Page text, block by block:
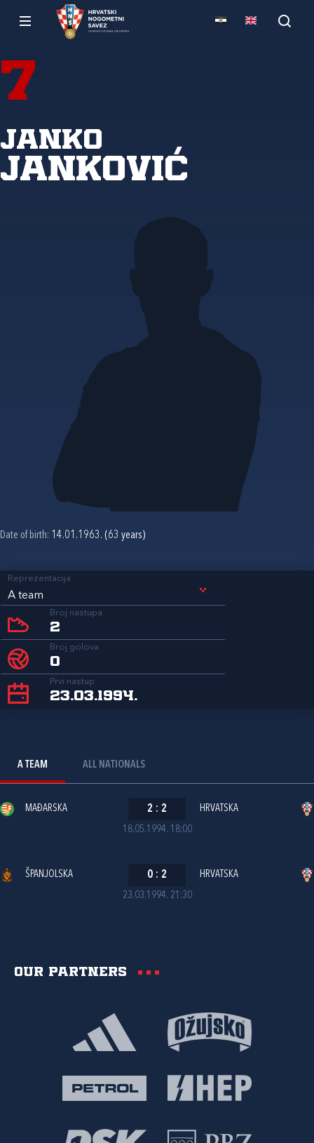
7
Janko
Janković
Date of birth: 14.01.1963. (63 years)
Reprezentacija
A team
Broj nastupa
2
Broj golova
0
Prvi nastup
23.03.1994.
A TEAM ALL NATIONALS
18.05.1994. 18:00
MAĐARSKA 2 : 2 HRVATSKA
23.03.1994. 21:30
ŠPANJOLSKA 0 : 2 HRVATSKA
Our partners